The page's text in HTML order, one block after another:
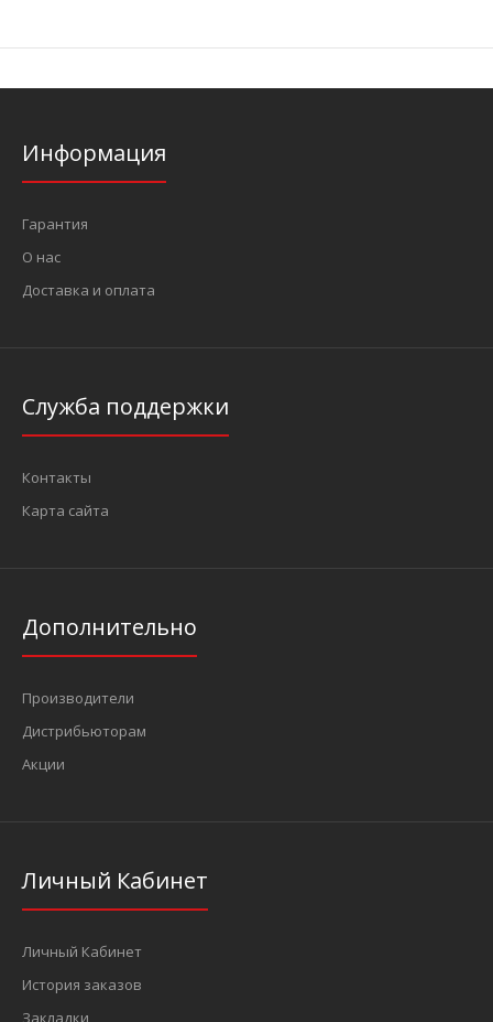
Информация
Гарантия
О нас
Доставка и оплата
Служба поддержки
Контакты
Карта сайта
Дополнительно
Производители
Дистрибьюторам
Акции
Личный Кабинет
Личный Кабинет
История заказов
Закладки